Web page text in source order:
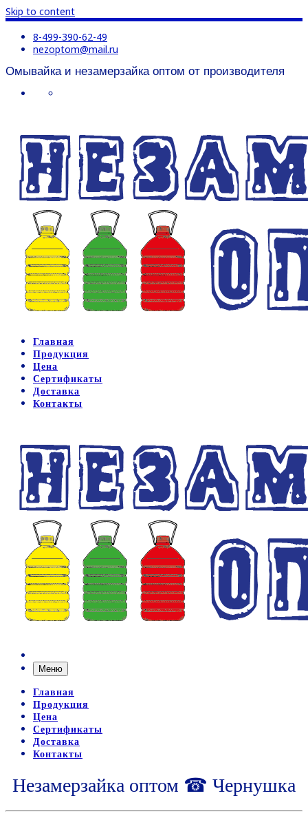
Skip to content
8-499-390-62-49
nezoptom@mail.ru
Омывайка и незамерзайка оптом от производителя
Главная
Продукция
Цена
Сертификаты
Доставка
Контакты
Меню
Главная
Продукция
Цена
Сертификаты
Доставка
Контакты
Незамерзайка оптом ☎ Чернушка